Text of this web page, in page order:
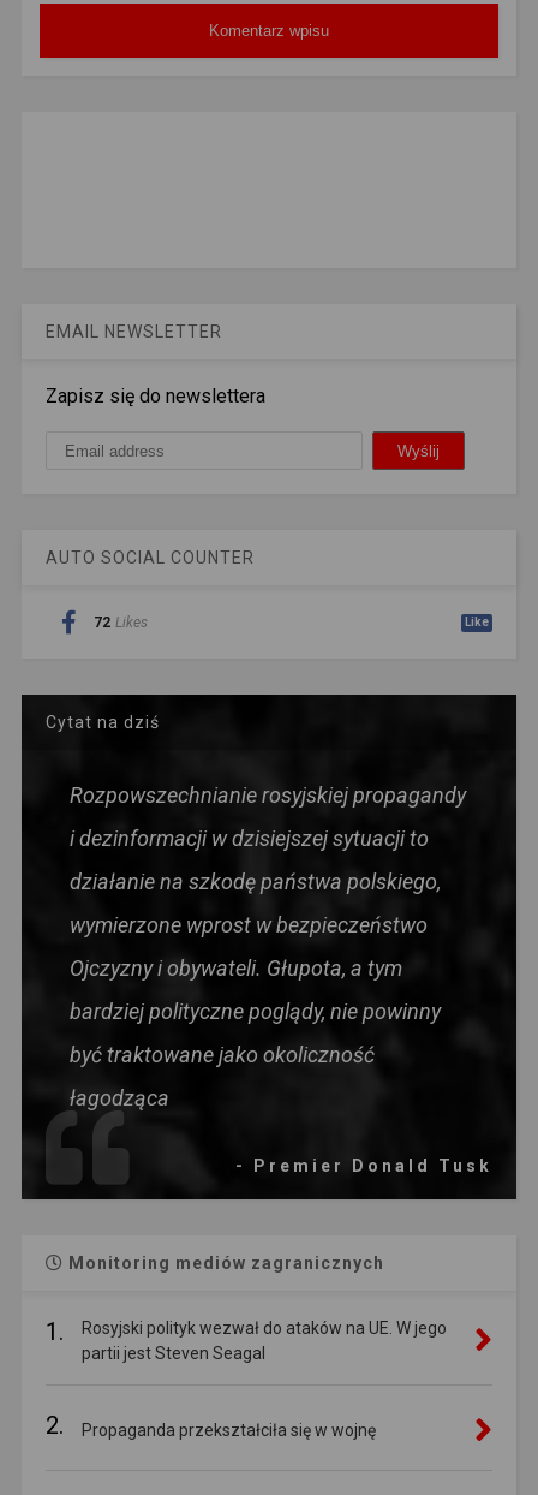
EMAIL NEWSLETTER
Zapisz się do newslettera
AUTO SOCIAL COUNTER
72 Likes Like
Cytat na dziś
Rozpowszechnianie rosyjskiej propagandy
i dezinformacji w dzisiejszej sytuacji to
działanie na szkodę państwa polskiego,
wymierzone wprost w bezpieczeństwo
Ojczyzny i obywateli. Głupota, a tym
bardziej polityczne poglądy, nie powinny
być traktowane jako okoliczność
łagodząca
- Premier Donald Tusk
Monitoring mediów zagranicznych
1.
Rosyjski polityk wezwał do ataków na UE. W jego
partii jest Steven Seagal
2. Propaganda przekształciła się w wojnę